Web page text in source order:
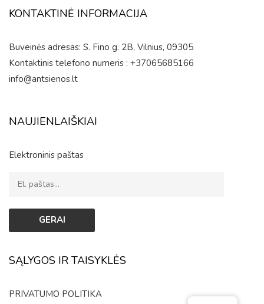
KONTAKTINĖ INFORMACIJA
Buveinės adresas: S. Fino g. 2B, Vilnius, 09305
Kontaktinis telefono numeris : +37065685166
info@antsienos.lt
NAUJIENLAIŠKIAI
Elektroninis paštas
SĄLYGOS IR TAISYKLĖS
PRIVATUMO POLITIKA